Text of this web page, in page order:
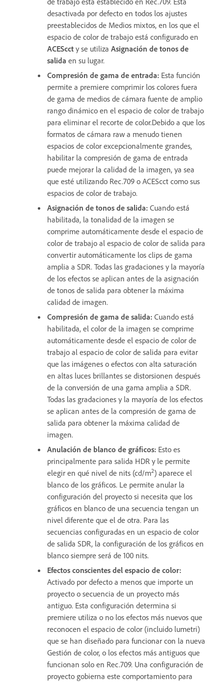
desactivada por defecto en todos los ajustes
preestablecidos de Medios mixtos, en los que el
espacio de color de trabajo está configurado en
ACEScct y se utiliza Asignación de tonos de
salida en su lugar.
Compresión de gama de entrada: Esta función
permite a premiere comprimir los colores fuera
de gama de medios de cámara fuente de amplio
rango dinámico en el espacio de color de trabajo
para eliminar el recorte de color.Debido a que los
formatos de cámara raw a menudo tienen
espacios de color excepcionalmente grandes,
habilitar la compresión de gama de entrada
puede mejorar la calidad de la imagen, ya sea
que esté utilizando Rec.709 o ACEScct como sus
espacios de color de trabajo.
Asignación de tonos de salida: Cuando está
habilitada, la tonalidad de la imagen se
comprime automáticamente desde el espacio de
color de trabajo al espacio de color de salida para
convertir automáticamente los clips de gama
amplia a SDR. Todas las gradaciones y la mayoría
de los efectos se aplican antes de la asignación
de tonos de salida para obtener la máxima
calidad de imagen.
Compresión de gama de salida: Cuando está
habilitada, el color de la imagen se comprime
automáticamente desde el espacio de color de
trabajo al espacio de color de salida para evitar
que las imágenes o efectos con alta saturación
en altas luces brillantes se distorsionen después
de la conversión de una gama amplia a SDR.
Todas las gradaciones y la mayoría de los efectos
se aplican antes de la compresión de gama de
salida para obtener la máxima calidad de
imagen.
Anulación de blanco de gráficos: Esto es
principalmente para salida HDR y le permite
elegir en qué nivel de nits (cd/m2) aparece el
blanco de los gráficos. Le permite anular la
configuración del proyecto si necesita que los
gráficos en blanco de una secuencia tengan un
nivel diferente que el de otra. Para las
secuencias configuradas en un espacio de color
de salida SDR, la configuración de los gráficos en
blanco siempre será de 100 nits.
Efectos conscientes del espacio de color:
Activado por defecto a menos que importe un
proyecto o secuencia de un proyecto más
antiguo. Esta configuración determina si
premiere utiliza o no los efectos más nuevos que
reconocen el espacio de color (incluido lumetri)
que se han diseñado para funcionar con la nueva
Gestión de color, o los efectos más antiguos que
funcionan solo en Rec.709. Una configuración de
proyecto gobierna este comportamiento para